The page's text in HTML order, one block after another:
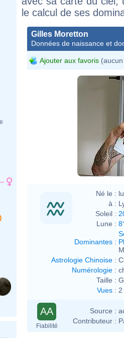
le calcul de ses
Gilles Moretton
Données de naissance et
Ajouter aux favoris
Né le :
à :
Soleil :
Lune :
Dominantes :
Astrologie Chinoise :
Numérologie :
Taille :
Vues :
AA
Fiabilité
Source :
Contributeur :